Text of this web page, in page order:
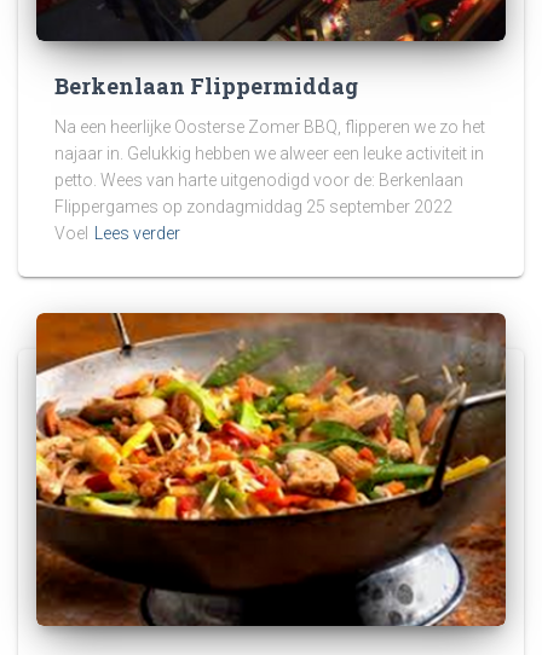
Berkenlaan Flippermiddag
Na een heerlijke Oosterse Zomer BBQ, flipperen we zo het
najaar in. Gelukkig hebben we alweer een leuke activiteit in
petto. Wees van harte uitgenodigd voor de: Berkenlaan
Flippergames op zondagmiddag 25 september 2022
Voel Lees verder